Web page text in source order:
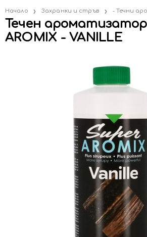
Начало Захранки и стръв - Течни
Течен
AROMIX - VANILLE